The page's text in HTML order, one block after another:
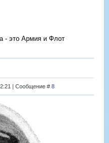
- это Армия и Флот
| Сообщение # 8